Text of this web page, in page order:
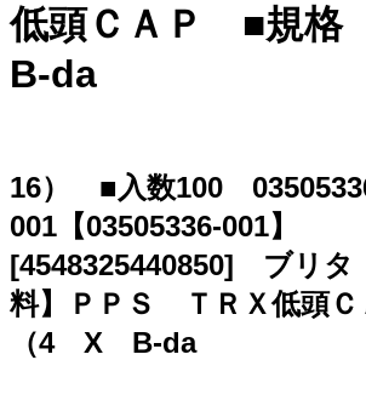
低頭ＣＡＰ ■規
B-da
16） ■入数100
001【03505336-001】
[4548325440850] ブリ
料】ＰＰＳ ＴＲＸ低頭
（4 X B-da